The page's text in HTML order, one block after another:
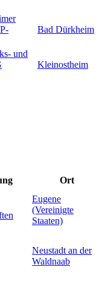
Bad Dürkheim
und
Kleinostheim
Ort
Eugene
(Vereinigte
Staaten)
Neustadt an der
Waldnaab